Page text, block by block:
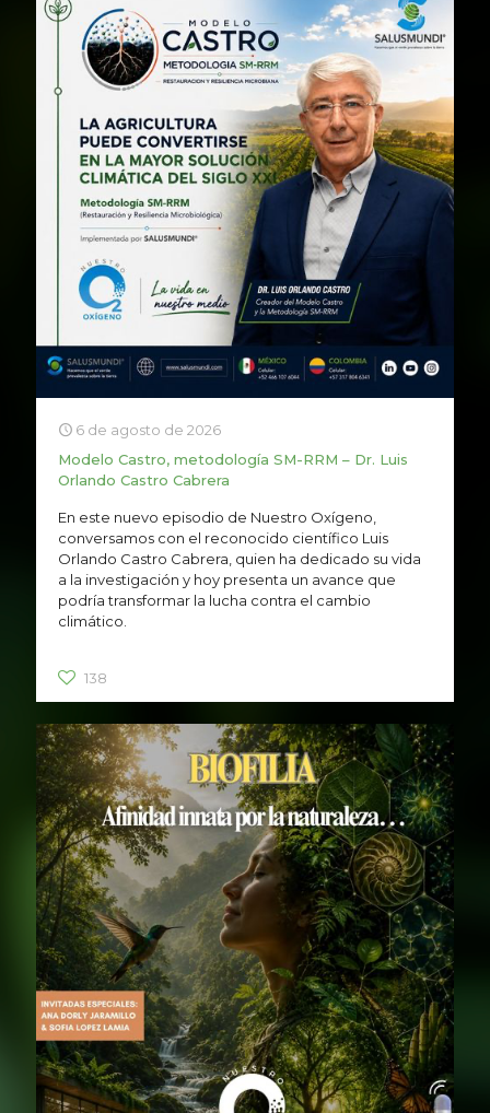
6 de agosto de 2026
Modelo Castro, metodología SM-RRM – Dr. Luis
Orlando Castro Cabrera
En este nuevo episodio de Nuestro Oxígeno,
conversamos con el reconocido científico Luis
Orlando Castro Cabrera, quien ha dedicado su vida
a la investigación y hoy presenta un avance que
podría transformar la lucha contra el cambio
climático.
138